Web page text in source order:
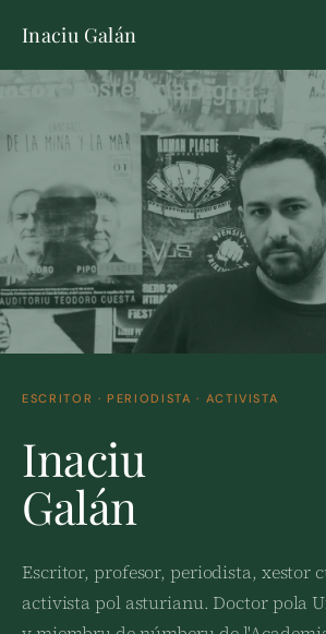
Inaciu Galán
ESCRITOR · PERIODISTA · ACTIVISTA
Inaciu
Galán
Escritor, profesor, periodista, xestor
activista pol asturianu. Doctor pola